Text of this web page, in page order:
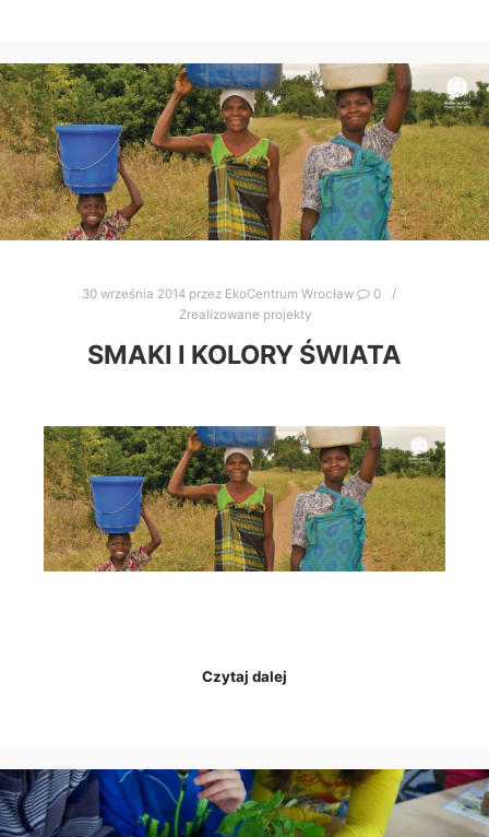
30 września 2014 przez EkoCentrum Wrocław
0
Zrealizowane projekty
SMAKI I KOLORY ŚWIATA
Czytaj dalej